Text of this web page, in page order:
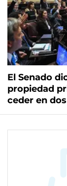
El Senado
propiedad
ceder en